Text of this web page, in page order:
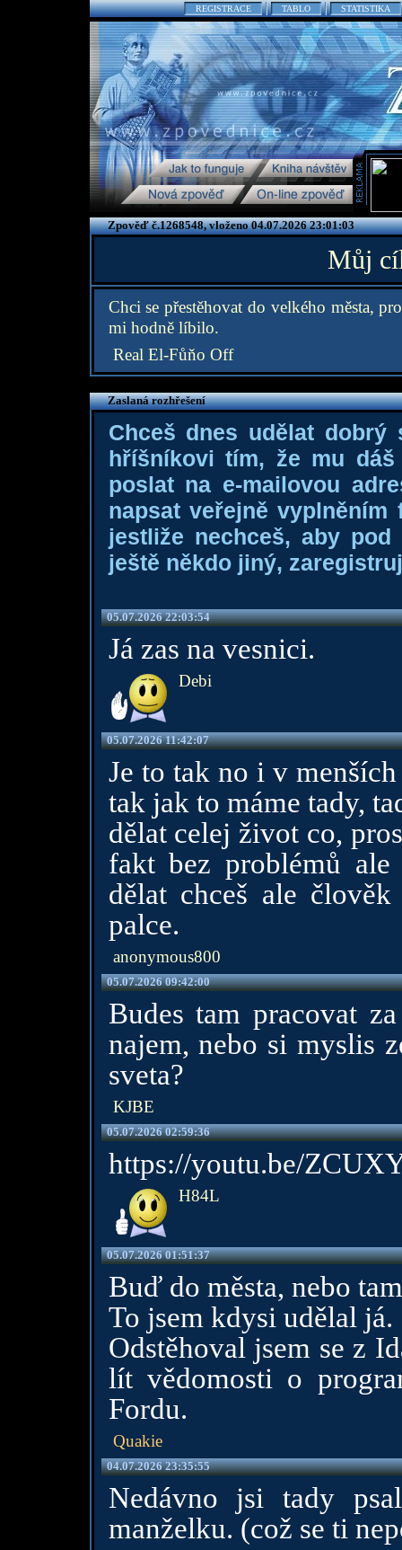
REGISTRACE TABLO STATISTIKA
Zpověď č.1268548, vloženo 04.07.2026 23:01:03
Můj
Chci se přestěhovat do velkého města,
mi hodně líbilo.
Real El-Fůňo Off
Zaslaná rozhřešení
Chceš dnes udělat dobrý
hříšníkovi tím, že mu
poslat na e-mailovou
napsat veřejně
jestliže nechceš, aby
ještě někdo jiný,
05.07.2026 22:03:54
Já zas na vesnici.
Debi
05.07.2026 11:42:07
Je to tak no i v
tak jak to máme tady,
dělat celej život co,
fakt bez problémů
dělat chceš ale
palce.
anonymous800
05.07.2026 09:42:00
Budes tam pracovat
najem, nebo si myslis
sveta?
KJBE
05.07.2026 02:59:36
https://youtu.be/
H84L
05.07.2026 01:51:37
Buď do města, nebo
To jsem kdysi udělal já.
Odstěhoval jsem se z
lít vědomosti o
Fordu.
Quakie
04.07.2026 23:35:55
Nedávno jsi tady
manželku. (což se ti